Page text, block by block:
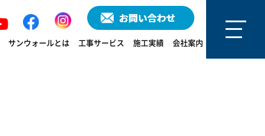
サンウォールとは 工事サービス 施工実績 会社案内